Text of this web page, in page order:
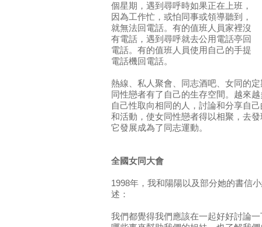
個星期，遇到尋呼時如果正在上班，
因為工作忙，或怕同事或領導聽到，
就無法回電話。有的值班人員家裡沒
有電話，遇到尋呼就去公用電話亭回
電話。有的值班人員使用自己的手提
電話機回電話。
熱線、私人聚會、同志酒吧、女同的
同性戀者有了自己的生存空間。越來
自己性取向相同的人，討論和分享自
和活動，使女同性戀者得以相聚，去
它發展成為了同志運動。
全國女同大會
1998年，我和陽陽以及部分她的書信
述：
我們都覺得我們應該在一起好好討論